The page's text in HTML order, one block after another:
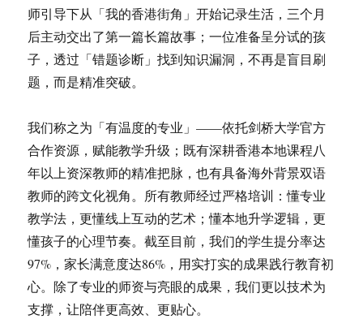
师引导下从「我的香港街角」开始记录生活，三个月
后主动交出了第一篇长篇故事；一位准备呈分试的孩
子，透过「错题诊断」找到知识漏洞，不再是盲目刷
题，而是精准突破。
我们称之为「有温度的专业」——依托剑桥大学官方
合作资源，赋能教学升级；既有深耕香港本地课程八
年以上资深教师的精准把脉，也有具备海外背景双语
教师的跨文化视角。所有教师经过严格培训：懂专业
教学法，更懂线上互动的艺术；懂本地升学逻辑，更
懂孩子的心理节奏。截至目前，我们的学生提分率达
97%，家长满意度达86%，用实打实的成果践行教育初
心。除了专业的师资与亮眼的成果，我们更以技术为
支撑，让陪伴更高效、更贴心。